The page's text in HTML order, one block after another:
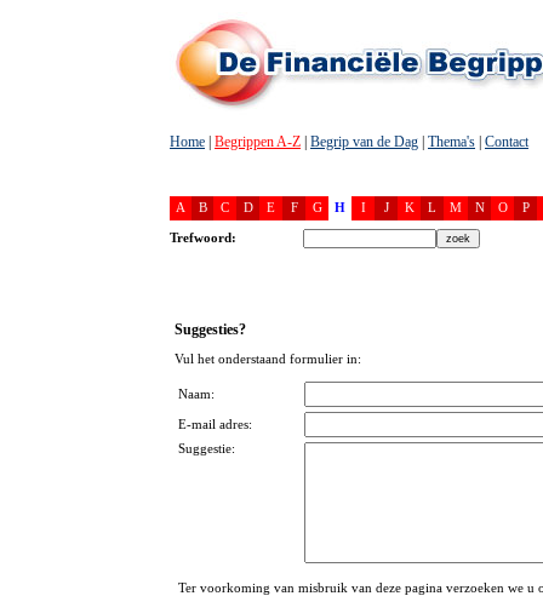
Home Begrippen A-Z Begrip van de Dag Thema's Contact
A B C D E F G H I J K L M N O P
Trefwoord:
Suggesties?
Vul het onderstaand formulier in:
Naam:
E-mail adres:
Suggestie:
Ter voorkoming van misbruik van deze pagina verzoeken we u